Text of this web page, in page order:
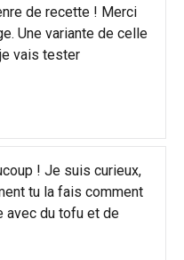
de recette ! Merci
Une variante de celle
vais tester
! Je suis curieux,
tu la fais comment
avec du tofu et de